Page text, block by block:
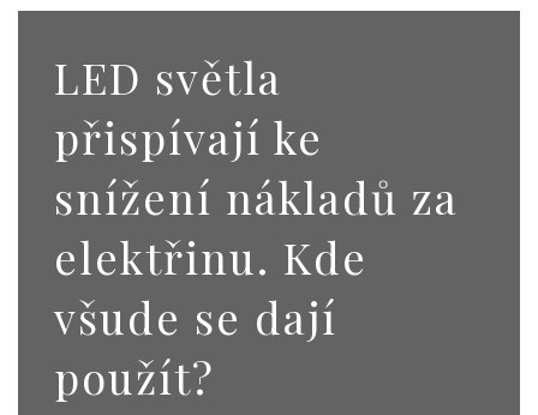
LED světla
přispívají ke
snížení nákladů za
elektřinu. Kde
všude se dají
použít?